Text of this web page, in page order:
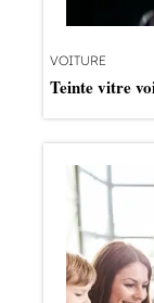
VOITURE
Teinte vitre